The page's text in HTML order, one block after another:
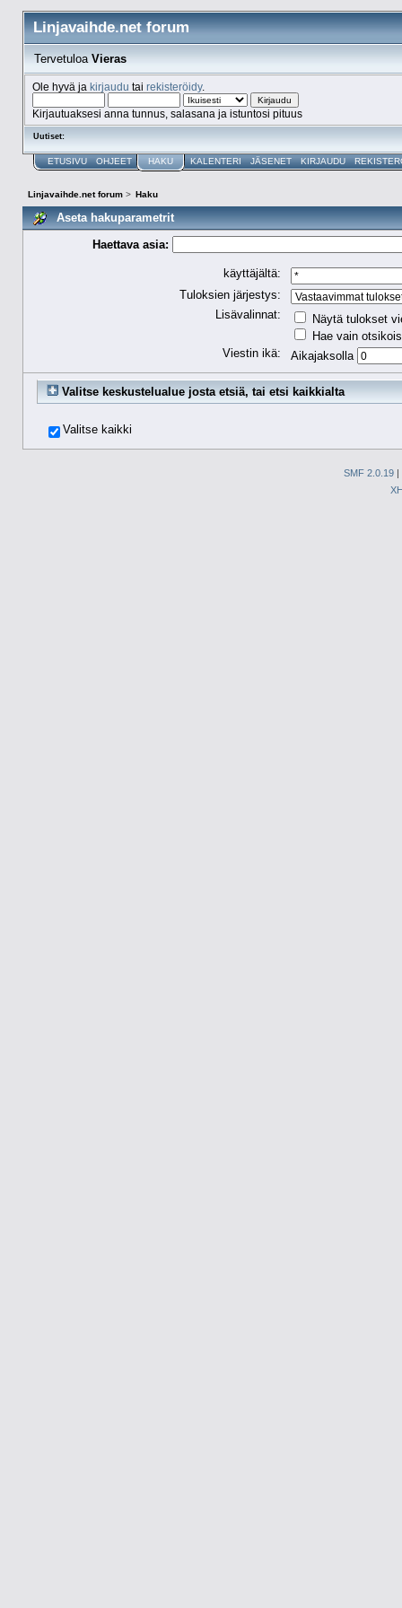
Linjavaihde.net forum
TervetuloaVieras
Ole hyvä ja kirjaudu tai rekisteröidy.
Kirjautuaksesi anna tunnus, salasana ja istuntosi pituus
Uutiset:
ETUSIVU OHJEET HAKU KALENTERI JÄSENET KIRJAUDU
Linjavaihde.net forum> Haku
Aseta hakuparametrit
Haettava asia:
käyttäjältä:
Tuloksien järjestys:
Lisävalinnat:
Näytä tulokset
Hae vain
Viestin ikä:
Aikajaksolla
Valitse keskustelualue josta etsiä, tai etsi kaikkialta
Valitse kaikki
SMF 2.0.19